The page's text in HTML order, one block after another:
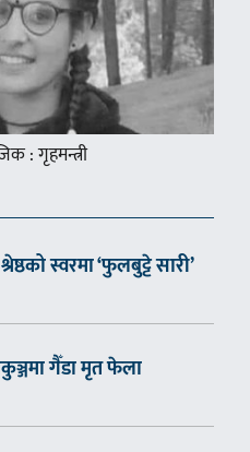
: गृहमन्त्री
स्वरमा ‘फुलबुट्टे सारी’
गैँडा मृत फेला